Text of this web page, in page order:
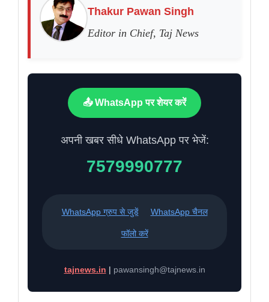
Thakur Pawan Singh
Editor in Chief, Taj News
📤 WhatsApp पर शेयर करें
अपनी खबर सीधे WhatsApp पर भेजें:
7579990777
WhatsApp ग्रुप से जुड़ें WhatsApp चैनल
फॉलो करें
tajnews.in | pawansingh@tajnews.in